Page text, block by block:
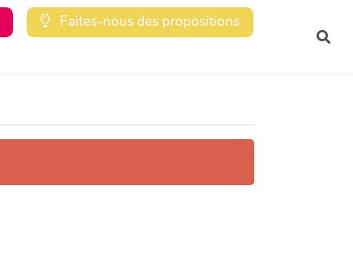
Faites-nous des propositions